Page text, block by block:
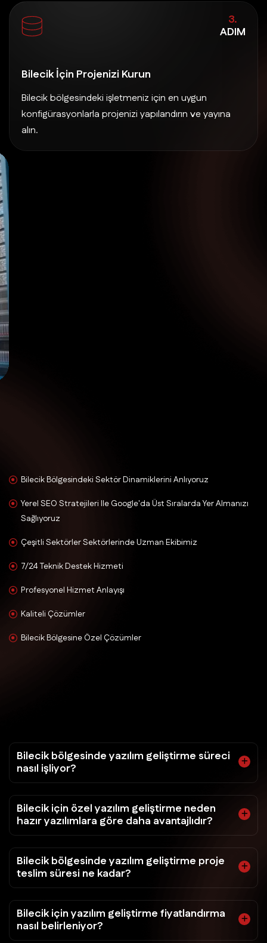
3.
ADIM
Bilecik İçin Projenizi Kurun
Bilecik bölgesindeki işletmeniz için en uygun
konfigürasyonlarla projenizi yapılandırın ve yayına
alın.
Bilecik Bölgesindeki Sektör Dinamiklerini Anlıyoruz
Yerel SEO Stratejileri Ile Google'da Üst Sıralarda Yer Almanızı
Sağlıyoruz
Çeşitli Sektörler Sektörlerinde Uzman Ekibimiz
7/24 Teknik Destek Hizmeti
Profesyonel Hizmet Anlayışı
Kaliteli Çözümler
Bilecik Bölgesine Özel Çözümler
Bilecik bölgesinde yazılım geliştirme süreci
nasıl işliyor?
Bilecik için özel yazılım geliştirme neden
hazır yazılımlara göre daha avantajlıdır?
Bilecik bölgesinde yazılım geliştirme proje
teslim süresi ne kadar?
Bilecik için yazılım geliştirme fiyatlandırma
nasıl belirleniyor?